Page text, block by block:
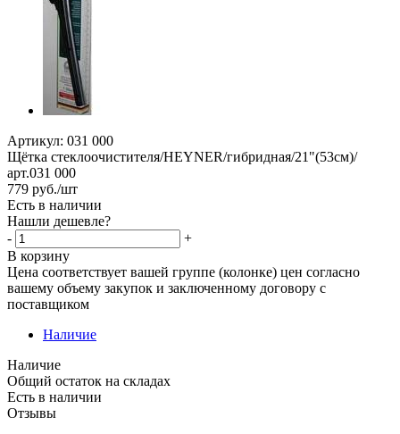
Артикул: 031 000
Щётка стеклоочистителя/HEYNER/гибридная/21"(53см)/
арт.031 000
779 руб./шт
Есть в наличии
Нашли дешевле?
-
+
В корзину
Цена соответствует вашей группе (колонке) цен согласно
вашему объему закупок и заключенному договору с
поставщиком
Наличие
Наличие
Общий остаток на складах
Есть в наличии
Отзывы